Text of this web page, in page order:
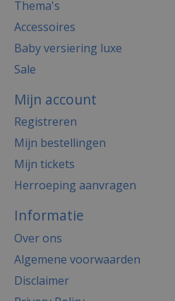
Thema's
Accessoires
Baby versiering luxe
Sale
Mijn account
Registreren
Mijn bestellingen
Mijn tickets
Herroeping aanvragen
Informatie
Over ons
Algemene voorwaarden
Disclaimer